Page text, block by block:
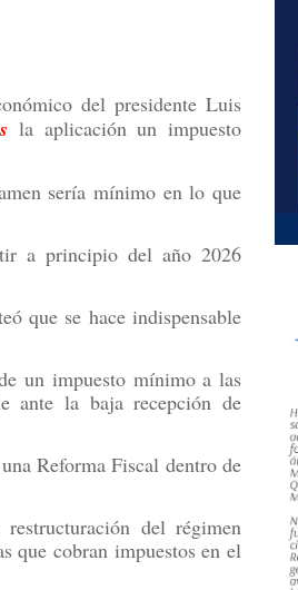
del presidente Luis
la aplicación un impuesto
sería mínimo en lo que
a principio del año 2026
que se hace indispensable
un impuesto mínimo a las
ante la baja recepción de
Reforma Fiscal dentro de
del régimen
que cobran impuestos en el